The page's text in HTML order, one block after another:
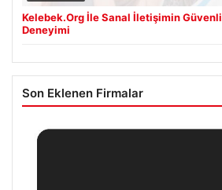
Kelebek.Org İle Sanal İletişimin
Deneyimi
Son Eklenen Firmalar